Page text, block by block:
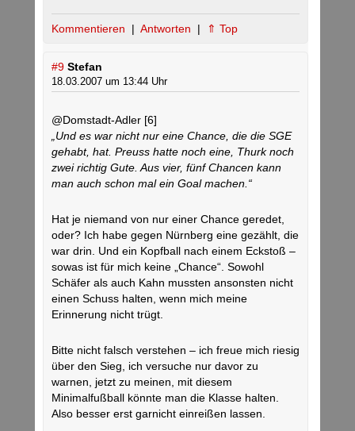
Kommentieren | Antworten | ⇑ Top
#9 Stefan
18.03.2007 um 13:44 Uhr
@Domstadt-Adler [6]
„Und es war nicht nur eine Chance, die die SGE
gehabt, hat. Preuss hatte noch eine, Thurk noch
zwei richtig Gute. Aus vier, fünf Chancen kann
man auch schon mal ein Goal machen.“
Hat je niemand von nur einer Chance geredet,
oder? Ich habe gegen Nürnberg eine gezählt, die
war drin. Und ein Kopfball nach einem Eckstoß –
sowas ist für mich keine „Chance“. Sowohl
Schäfer als auch Kahn mussten ansonsten nicht
einen Schuss halten, wenn mich meine
Erinnerung nicht trügt.
Bitte nicht falsch verstehen – ich freue mich riesig
über den Sieg, ich versuche nur davor zu
warnen, jetzt zu meinen, mit diesem
Minimalfußball könnte man die Klasse halten.
Also besser erst garnicht einreißen lassen.